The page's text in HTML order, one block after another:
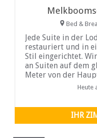
Bed &
Jede Suite in der
restauriert und in
Stil eingerichtet.
an Suiten auf dem
Meter von der
sind. Jede SuiteHeute
IHR